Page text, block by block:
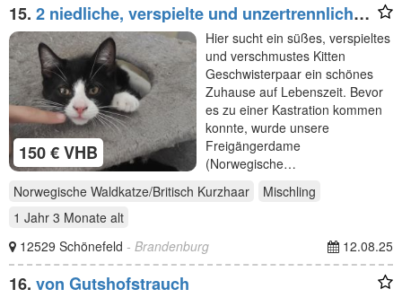
15. 2 niedliche, verspielte und unzertrennliche
Kitten Geschwisterpaar suchen ein schönes
Zuhause
150 € VHB
Hier sucht ein süßes, verspieltes
und verschmustes Kitten
Geschwisterpaar ein schönes
Zuhause auf Lebenszeit. Bevor
es zu einer Kastration kommen
konnte, wurde unsere
Freigängerdame
(Norwegische…
Norwegische Waldkatze/Britisch Kurzhaar
Mischling
1 Jahr 3 Monate alt
12529 Schönefeld - Brandenburg 12.08.25
16. von Gutshofstrauch